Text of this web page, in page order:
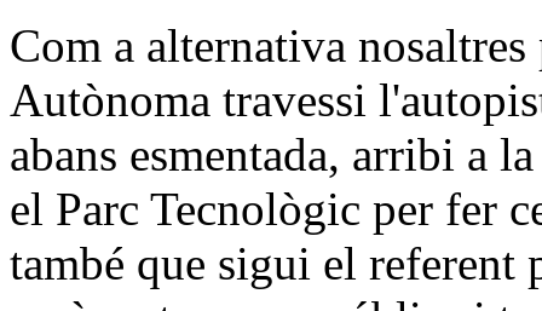
Com a alternativa
Autònoma travessi
abans esmentada, arribi a
el Parc Tecnològic per fer
també que sigui el referent